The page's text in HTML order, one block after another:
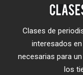
Clases de
interesados
necesarias para
los